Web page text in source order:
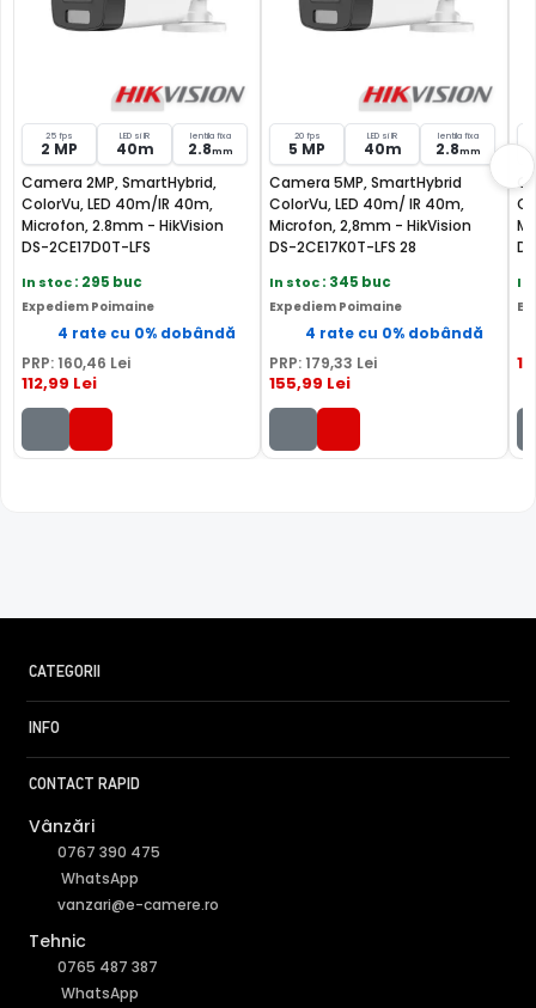
Vedere
IR 40m + LED
Tehnologie
HDCVI HDTVI AHD
ANALOGICA
HDCVI HDTVI
AHD
ANALOGICA
AHD
Garantie
24 luni 24 luni
24
Audio
mic mic
Comparatie detaliata:
HikVision DS-2CE12DF3T-F28 vs
HikVision DS-2CE17D0T-LFS →·HikVision DS-
2CE12DF3T-F28 vs HikVision DS-2CE17K0T-LFS 28 →·
HikVision DS-2CE12DF3T-F28 vs HikVision DS-2CE17K0T-
LFS 36 →
25 fps
2 MP
LED si IR
40m
lentila fixa
2.8mm
Camera 2MP, SmartHybrid,
ColorVu, LED 40m/IR 40m,
Microfon, 2.8mm - HikVision
DS-2CE17D0T-LFS
In stoc: 295 buc
Expediem Poimaine
4 rate cu 0% dobândă
PRP: 160,46 Lei
112,99 Lei
20 fps
5 MP
LED si IR
40m
lentila fixa
2.8mm
Camera 5MP, SmartHybrid
ColorVu, LED 40m/ IR 40m,
Microfon, 2,8mm - HikVision
DS-2CE17K0T-LFS 28
In stoc: 345 buc
Expediem Poimaine
4 rate cu 0% dobândă
PRP: 179,33 Lei
155,99 Lei
In
CATEGORII
INFO
CONTACT RAPID
Vânzări
0767 390 475
WhatsApp
vanzari@e-camere.ro
Tehnic
0765 487 387
WhatsApp